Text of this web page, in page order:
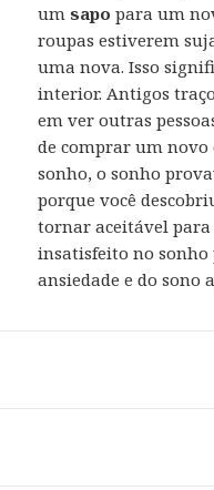
umsapo para um
roupas estiverem
uma nova. Isso
interior. Antigos
em ver outras
de comprar um novo
sonho, o sonho
porque você
tornar aceitável para
insatisfeito no
ansiedade e do sono